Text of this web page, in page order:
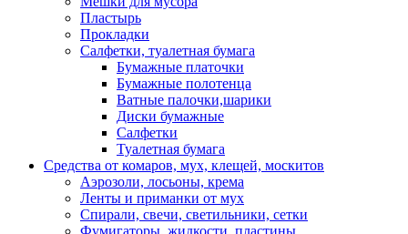
Пластырь
Прокладки
Салфетки, туалетная бумага
Бумажные платочки
Бумажные полотенца
Ватные палочки,шарики
Диски бумажные
Салфетки
Туалетная бумага
Средства от комаров, мух, клещей, москитов
Аэрозоли, лосьоны, крема
Ленты и приманки от мух
Спирали, свечи, светильники, сетки
Фумигаторы, жидкости, пластины